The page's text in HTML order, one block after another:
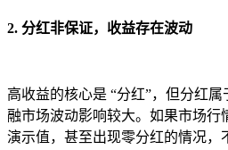
2. 分红非保证，收益存在波动
高收益的核心是 “分红”，但分红
融市场波动影响较大。如果市场行
演示值，甚至出现零分红的情况，